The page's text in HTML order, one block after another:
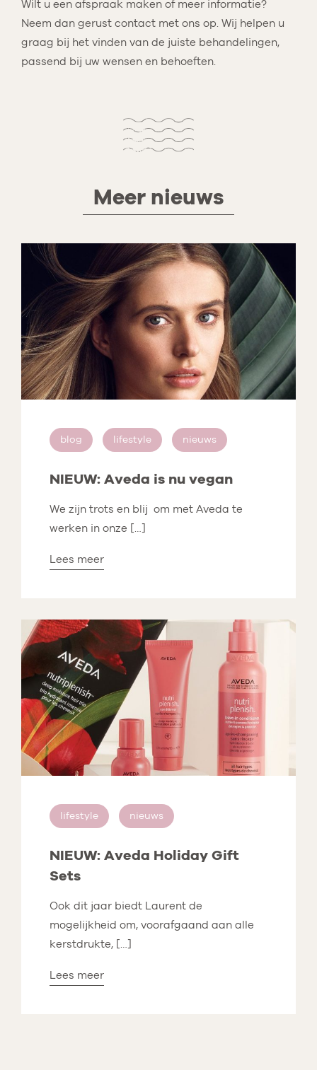
Wilt u een afspraak maken of meer informatie?
Neem dan gerust contact met ons op. Wij helpen u
graag bij het vinden van de juiste behandelingen,
passend bij uw wensen en behoeften.
Meer nieuws
blog lifestyle nieuws
NIEUW: Aveda is nu vegan
We zijn trots en blij om met Aveda te
werken in onze […]
Lees meer
lifestyle nieuws
NIEUW: Aveda Holiday Gift
Sets
Ook dit jaar biedt Laurent de
mogelijkheid om, voorafgaand aan alle
kerstdrukte, […]
Lees meer